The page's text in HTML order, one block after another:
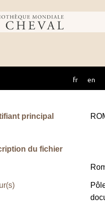
du
fr en
principal
du fichier